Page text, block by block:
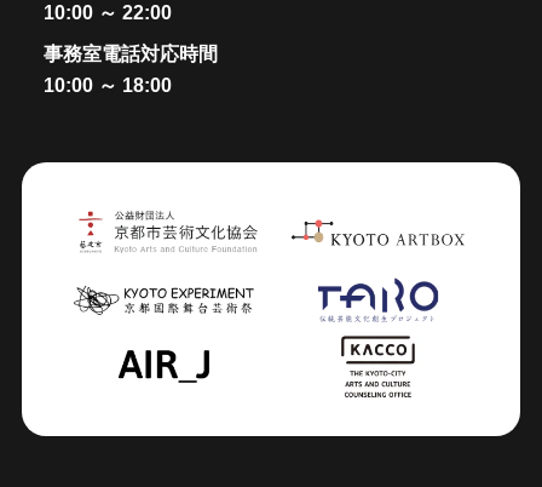
10:00 ～ 22:00
事務室電話対応時間
10:00 ～ 18:00